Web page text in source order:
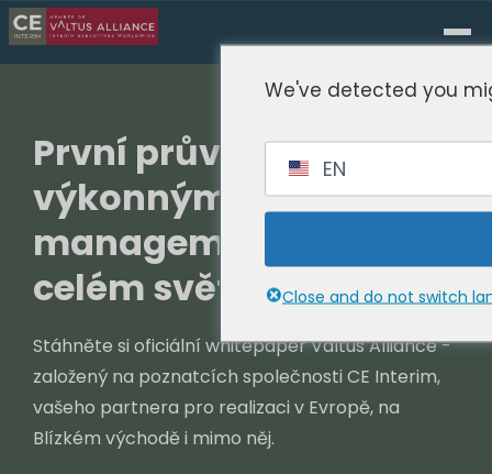
První průvodce
výkonným interim
managementem po
celém světě
Stáhněte si oficiální whitepaper Valtus Alliance -
založený na poznatcích společnosti CE Interim,
vašeho partnera pro realizaci v Evropě, na
Blízkém východě i mimo něj.
We've detected you
EN
Close and do not switch